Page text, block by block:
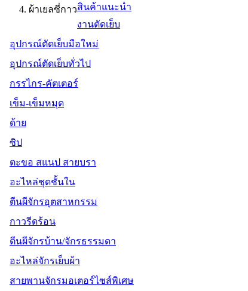
ผ้าเยลซี่กาวสินค้าแนะนำ
งานตัดเย็บ
อุปกรณ์ตัดเย็บมือใหม่
อุปกรณ์ตัดเย็บทั่วไป
กรรไกร-คัตเตอร์
เข็ม-เข็มหมุด
ด้าย
ซิป
ตะขอ สแนป สายบรา
อะไหล่ชุดชั้นใน
ตีนผีจักรอุตสาหกรรม
กาวรีดร้อน
ตีนผีจักรบ้าน/จักรธรรมดา
อะไหล่จักรเย็บผ้า
สายพานจักรมอเตอร์ไซส์พิเศษ